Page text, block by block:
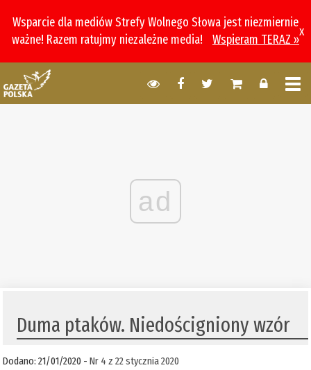
Wsparcie dla mediów Strefy Wolnego Słowa jest niezmiernie
ważne! Razem ratujmy niezależne media!
Wspieram TERAZ »
x
ad
Duma ptaków. Niedościgniony wzór
Dodano: 21/01/2020 -Nr 4 z 22 stycznia 2020